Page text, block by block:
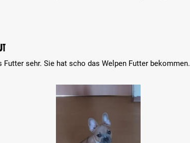
Futter sehr. Sie hat scho das Welpen Futter bekommen.